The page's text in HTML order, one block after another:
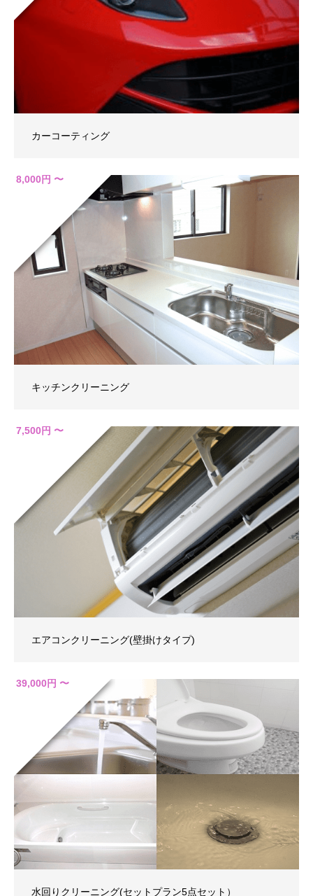
カーコーティング
8,000円 〜
キッチンクリーニング
7,500円 〜
エアコンクリーニング(壁掛けタイプ)
39,000円 〜
水回りクリーニング(セットプラン5点セット）